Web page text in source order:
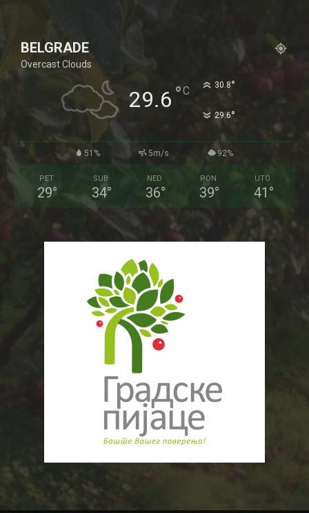
BELGRADE
Overcast Clouds
29.6 °C 30.8°
29.6°
51% 5m/s 92%
PET
29°
SUB
34°
NED
36°
PON
39°
UTO
41 °